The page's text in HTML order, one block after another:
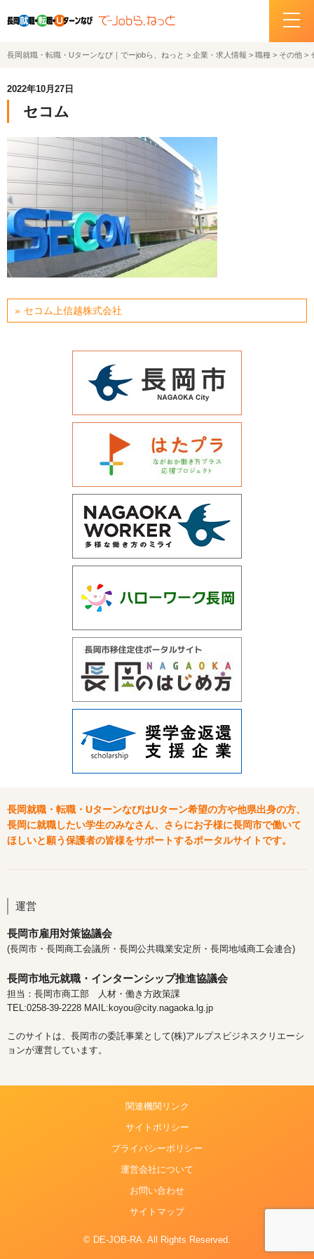
ホーム
企業・求人情報
サポートデスクの紹介
お問い合わせ
関連機関リンク
サイトポリシー
プライバシーポリシー
長岡就職・転職・Uターンなび｜でーjobら、ねっと > 企業・求人情報 > 職種 > その他 >
2022年10月27日
セコム
セコム上信越株式会社
長岡就職・転職・UターンなびはUターン希望の方や他県出身の方、
長岡に就職したい学生のみなさん、さらにお子様に長岡市で働いて
ほしいと願う保護者の皆様をサポートするポータルサイトです。
運営
長岡市雇用対策協議会
(長岡市・長岡商工会議所・長岡公共職業安定所・長岡地域商工会連合)
長岡市地元就職・インターンシップ推進協議会
担当：長岡市商工部 人材・働き方政策課
TEL:0258-39-2228 MAIL:koyou@city.nagaoka.lg.jp
このサイトは、長岡市の委託事業として(株)アルプスビジネスクリエーシ
ョンが運営しています。
関連機関リンク
サイトポリシー
プライバシーポリシー
運営会社について
お問い合わせ
サイトマップ
© DE-JOB-RA. All Rights Reserved.